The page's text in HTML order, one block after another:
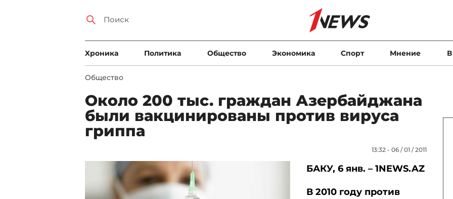
Xроника Политика Общество Экономика Спорт Мнение
Общество
Около 200 тыс. граждан Азербайджана
были вакцинированы против вируса
гриппа
13:32 - 06 / 01 / 2011
БАКУ, 6 янв. – 1NEWS.AZ
В 2010 году против